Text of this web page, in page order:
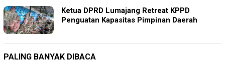
Ketua DPRD Lumajang Retreat KPPD
Penguatan Kapasitas Pimpinan Daerah
PALING BANYAK DIBACA